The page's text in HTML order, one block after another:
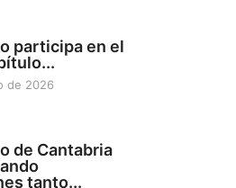
participa en el
de 2026
de Cantabria
tanto...